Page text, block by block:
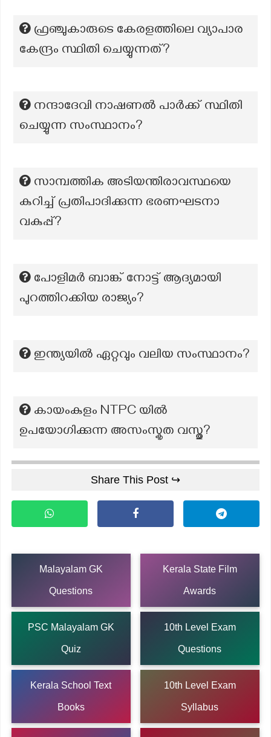
ഫ്രഞ്ചുകാരുടെ കേരളത്തിലെ വ്യാപാര
കേന്ദ്രം സ്ഥിതി ചെയ്യുന്നത്?
നന്ദാദേവി നാഷണൽ പാർക്ക് സ്ഥിതി
ചെയ്യുന്ന സംസ്ഥാനം?
സാമ്പത്തിക അടിയന്തിരാവസ്ഥയെ
കുറിച്ച് പ്രതിപാദിക്കുന്ന ഭരണഘടനാ
വകുപ്പ്?
പോളിമർ ബാങ്ക് നോട്ട് ആദ്യമായി
പുറത്തിറക്കിയ രാജ്യം?
ഇന്ത്യയിൽ ഏറ്റവും വലിയ സംസ്ഥാനം?
കായംകുളം NTPC യില്‍
ഉപയോഗിക്കുന്ന അസംസ്കൃത വസ്തു?
Share This Post ↪
Malayalam GK
Questions
Kerala State Film
Awards
PSC Malayalam GK
Quiz
10th Level Exam
Questions
Kerala School Text
Books
10th Level Exam
Syllabus